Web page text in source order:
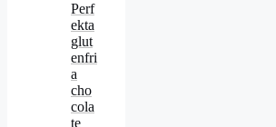
Perf
ekta
glut
enfri
a
cho
cola
te